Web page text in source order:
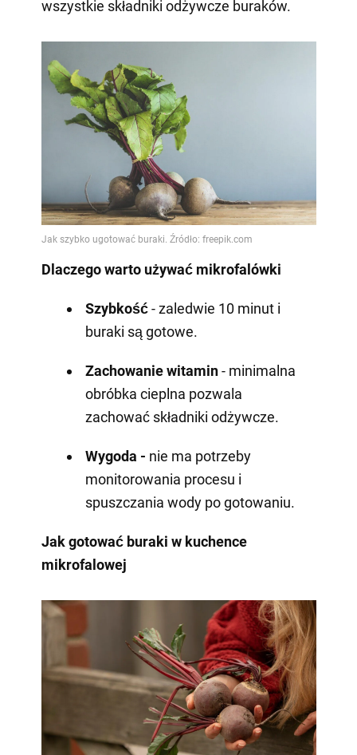
wszystkie składniki odżywcze buraków.
Dlaczego warto używać mikrofalówki
Szybkość- zaledwie 10 minut i
buraki są gotowe.
Zachowanie witamin- minimalna
obróbka cieplna pozwala
zachować składniki odżywcze.
Wygoda - nie ma potrzeby
monitorowania procesu i
spuszczania wody po gotowaniu.
Jak gotować buraki w kuchence
mikrofalowej